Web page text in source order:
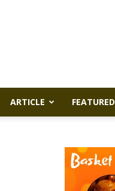
ARTICLE FEATURED